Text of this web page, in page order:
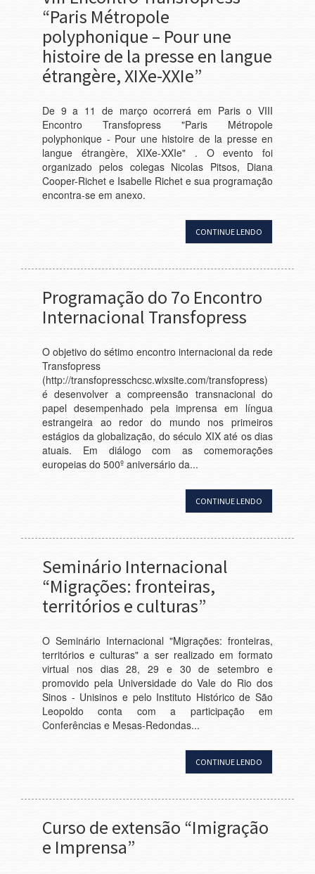
“Paris Métropole
polyphonique – Pour une
histoire de la presse en langue
étrangère, XIXe-XXIe”
De 9 a 11 de março ocorrerá em Paris o VIII
Encontro Transfopress "Paris Métropole
polyphonique - Pour une histoire de la presse en
langue étrangère, XIXe-XXIe" . O evento foi
organizado pelos colegas Nicolas Pitsos, Diana
Cooper-Richet e Isabelle Richet e sua programação
encontra-se em anexo.
CONTINUE LENDO
Programação do 7o Encontro
Internacional Transfopress
O objetivo do sétimo encontro internacional da rede
Transfopress
(http://transfopresschcsc.wixsite.com/transfopress)
é desenvolver a compreensão transnacional do
papel desempenhado pela imprensa em língua
estrangeira ao redor do mundo nos primeiros
estágios da globalização, do século XIX até os dias
atuais. Em diálogo com as comemorações
europeias do 500º aniversário da...
CONTINUE LENDO
Seminário Internacional
“Migrações: fronteiras,
territórios e culturas”
O Seminário Internacional "Migrações: fronteiras,
territórios e culturas" a ser realizado em formato
virtual nos dias 28, 29 e 30 de setembro e
promovido pela Universidade do Vale do Rio dos
Sinos - Unisinos e pelo Instituto Histórico de São
Leopoldo conta com a participação em
Conferências e Mesas-Redondas...
CONTINUE LENDO
Curso de extensão “Imigração
e Imprensa”